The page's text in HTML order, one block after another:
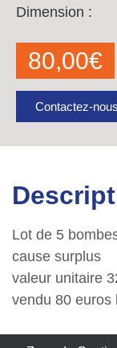
Dimension :
80,00€
Contactez-nous
Lot de 5
cause surplus
valeur unitaire
vendu 80 euros